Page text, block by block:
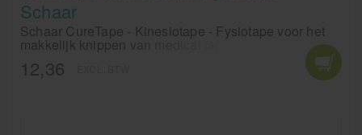
Schaar
Schaar CureTape - Kinesiotape - Fysiotape voor het
makkelijk knippen van medical tape.
12,36